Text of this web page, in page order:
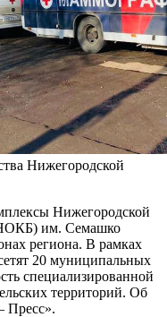
Нижегородской
Нижегородской
им. Семашко
региона. В рамках
20 муниципальных
специализированной
территорий. Об
Пресс».